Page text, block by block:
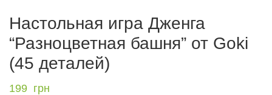
Настольная игра Дженга
“Разноцветная башня” от Goki
(45 деталей)
199 грн